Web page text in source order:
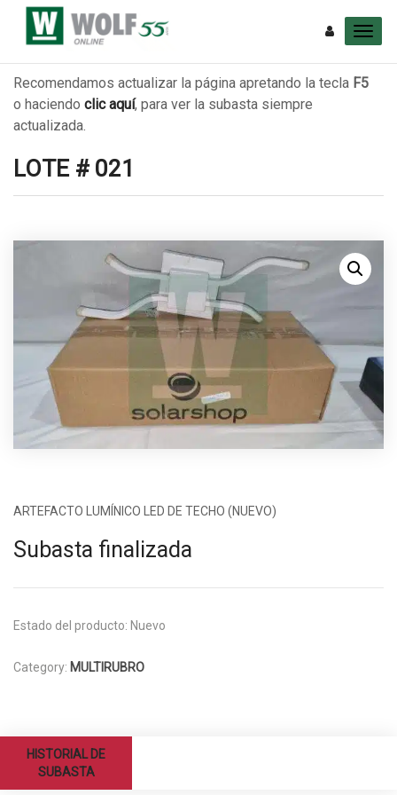
Recomendamos actualizar la página apretando la tecla F5
o haciendo clic aquí, para ver la subasta siempre
actualizada.
LOTE # 021
ARTEFACTO LUMÍNICO LED DE TECHO (NUEVO)
Subasta finalizada
Estado del producto: Nuevo
Category: MULTIRUBRO
HISTORIAL DE
SUBASTA